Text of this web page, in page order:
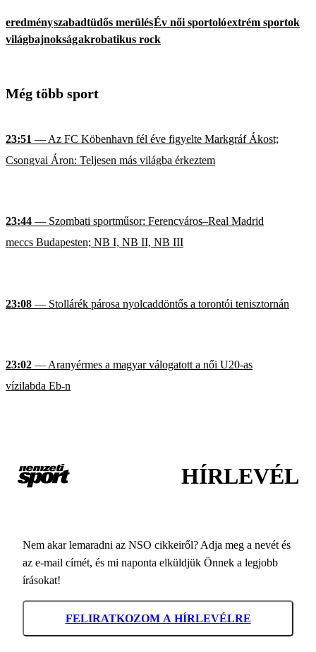
eredményszabadtüdős merülésÉv női sportolóextrém sportok
világbajnokságakrobatikus rock
Még több sport
23:51 — Az FC Köbenhavn fél éve figyelte Markgráf Ákost;
Csongvai Áron: Teljesen más világba érkeztem
23:44 — Szombati sportműsor: Ferencváros–Real Madrid
meccs Budapesten; NB I, NB II, NB III
23:08 — Stollárék párosa nyolcaddöntős a torontói tenisztornán
23:02 — Aranyérmes a magyar válogatott a női U20-as
vízilabda Eb-n
HÍRLEVÉL
Nem akar lemaradni az NSO cikkeiről? Adja meg a nevét és
az e-mail címét, és mi naponta elküldjük Önnek a legjobb
írásokat!
FELIRATKOZOM A HÍRLEVÉLRE